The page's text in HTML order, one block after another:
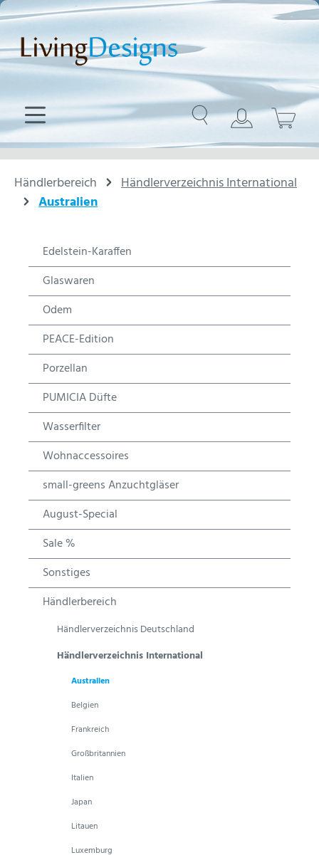
Zum Hauptinhalt springen
Händlerbereich
Händlerverzeichnis International
Australien
Edelstein-Karaffen
Glaswaren
Odem
PEACE-Edition
Porzellan
PUMICIA Düfte
Wasserfilter
Wohnaccessoires
small-greens Anzuchtgläser
August-Special
Sale %
Sonstiges
Händlerbereich
Händlerverzeichnis Deutschland
Händlerverzeichnis International
Australien
Belgien
Frankreich
Großbritannien
Italien
Japan
Litauen
Luxemburg